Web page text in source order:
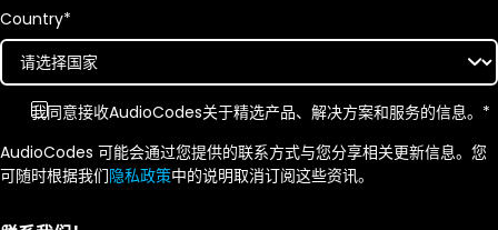
Country*
我同意接收AudioCodes关于精选产品、解决方案和服务的信息。 *
AudioCodes 可能会通过您提供的联系方式与您分享相关更新信息。您
可随时根据我们隐私政策中的说明取消订阅这些资讯。